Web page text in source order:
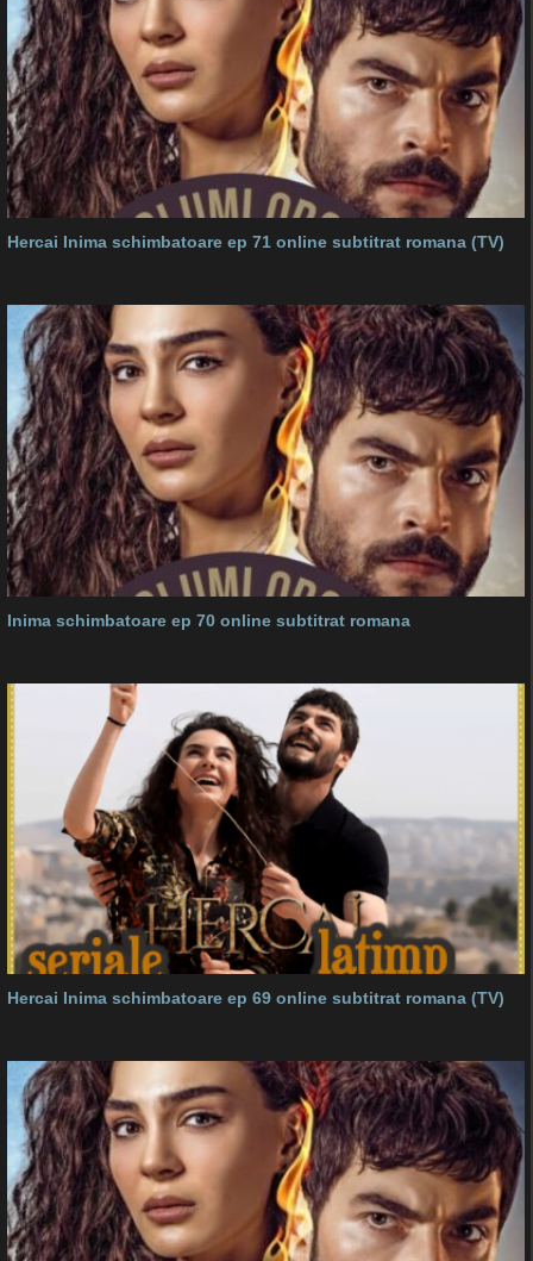
Hercai Inima schimbatoare ep 71 online subtitrat romana (TV)
Inima schimbatoare ep 70 online subtitrat romana
Hercai Inima schimbatoare ep 69 online subtitrat romana (TV)